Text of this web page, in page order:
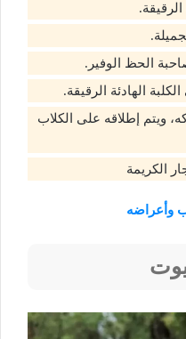
الحظ الوفير.
الهادئة الرقيقة.
ويتم إطلاقه على الكلاب
الكريمة
وأعراضه